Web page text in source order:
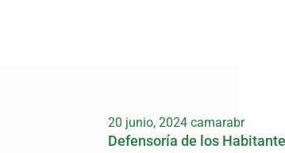
20 junio, 2024 camarabr
Defensoría de los